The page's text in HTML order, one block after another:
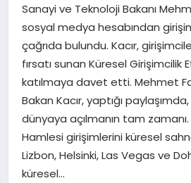
YAŞAM
Sanayi ve Teknoloji Bakanı
sosyal medya hesabından
çağrıda bulundu. Kacır,
fırsatı sunan Küresel Girişimcilik
katılmaya davet etti. Mehmet
Bakan Kacır, yaptığı
dünyaya açılmanın tam zamanı.
Hamlesi girişimlerini küresel
Lizbon, Helsinki, Las Vegas ve
küresel…